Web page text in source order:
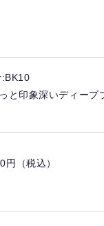
と印象深いディープ
（税込）